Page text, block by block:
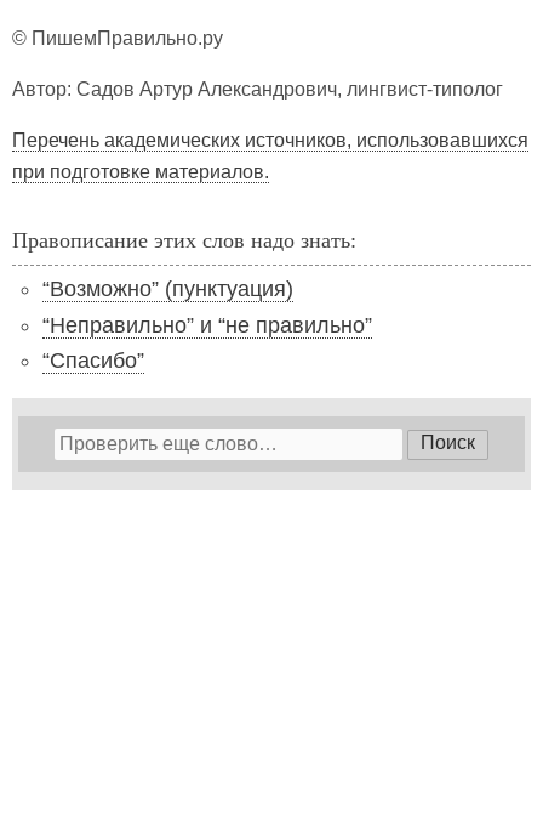
© ПишемПравильно.ру
Автор: Садов Артур Александрович, лингвист-типолог
Перечень академических источников, использовавшихся
при подготовке материалов.
Правописание этих слов надо знать:
“Возможно” (пунктуация)
“Неправильно” и “не правильно”
“Спасибо”